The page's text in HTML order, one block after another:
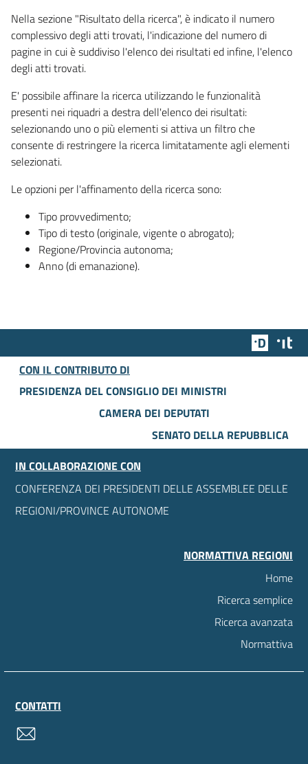
Nella sezione "Risultato della ricerca", è indicato il numero
complessivo degli atti trovati, l'indicazione del numero di
pagine in cui è suddiviso l'elenco dei risultati ed infine, l'elenco
degli atti trovati.
E' possibile affinare la ricerca utilizzando le funzionalità
presenti nei riquadri a destra dell'elenco dei risultati:
selezionando uno o più elementi si attiva un filtro che
consente di restringere la ricerca limitatamente agli elementi
selezionati.
Le opzioni per l'affinamento della ricerca sono:
Tipo provvedimento;
Tipo di testo (originale, vigente o abrogato);
Regione/Provincia autonoma;
Anno (di emanazione).
Team
CON IL CONTRIBUTO DI
PRESIDENZA DEL CONSIGLIO DEI MINISTRI
CAMERA DEI DEPUTATI
SENATO DELLA REPUBBLICA
IN COLLABORAZIONE CON
CONFERENZA DEI PRESIDENTI DELLE ASSEMBLEE DELLE
REGIONI/PROVINCE AUTONOME
NORMATTIVA REGIONI
Home
Ricerca semplice
Ricerca avanzata
Normattiva
CONTATTI